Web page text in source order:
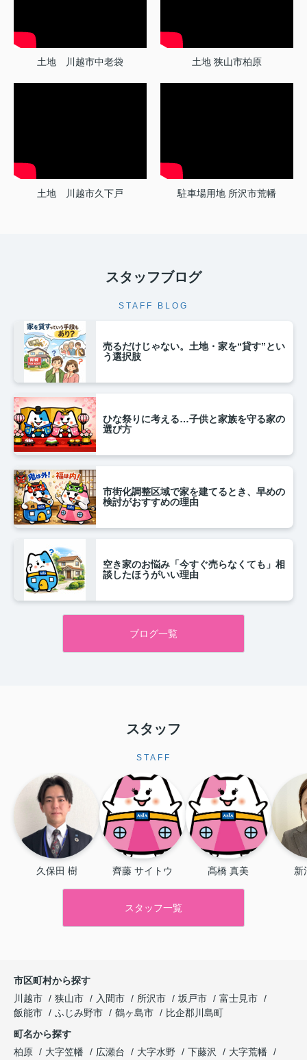
土地 川越市中老袋 土地 狭山市柏原
土地 川越市久下戸 駐車場用地 所沢市荒幡
スタッフブログ
STAFF BLOG
売るだけじゃない。土地・家を“貸す”とい
う選択肢
ひな祭りに考える…子供と家族を守る家の
選び方
市街化調整区域で家を建てるとき、早めの
検討がおすすめの理由
空き家のお悩み「今すぐ売らなくても」相
談したほうがいい理由
ブログ一覧
スタッフ
STAFF
久保田 樹 齊藤 サイトウ 髙橋 真美 新
スタッフ一覧
市区町村から探す
川越市
狭山市 入間市 所沢市 坂戸市
富士見市
飯能市
ふじみ野市 鶴ヶ島市
比企郡川島町
町名から探す
柏原
大字笠幡 広瀬台 大字水野 下藤沢
大字荒幡